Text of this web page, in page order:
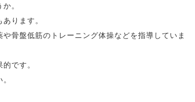
。
ります。
骨盤低筋のトレーニング体操などを指導していま
です。